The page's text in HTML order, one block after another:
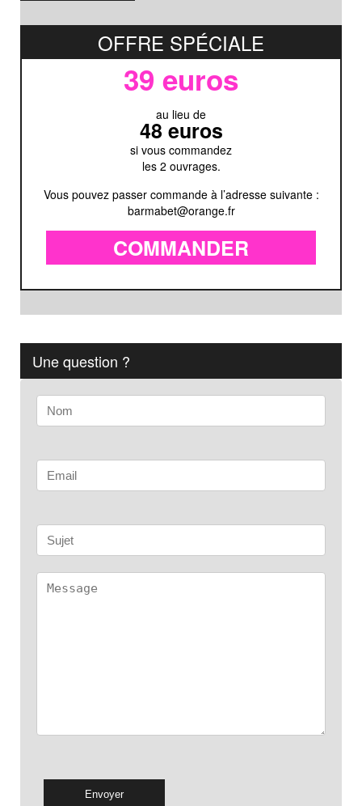
OFFRE SPÉCIALE
39 euros
au lieu de
48 euros
si vous commandez
les 2 ouvrages.
Vous pouvez passer commande à l’adresse suivante :
barmabet@orange.fr
COMMANDER
Une question ?